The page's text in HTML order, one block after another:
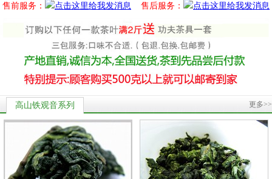
售前服务：
售后服务：
高山铁观音系列 更多>>